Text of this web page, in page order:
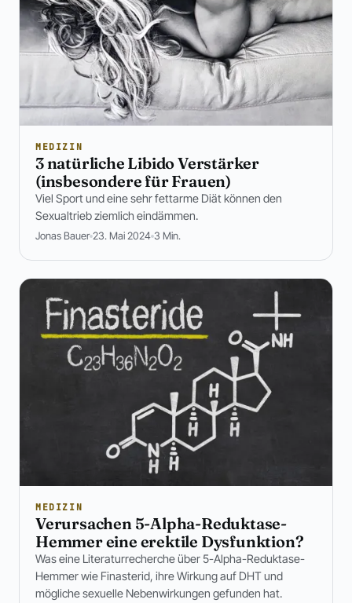
MEDIZIN
3 natürliche Libido Verstärker
(insbesondere für Frauen)
Viel Sport und eine sehr fettarme Diät können den
Sexualtrieb ziemlich eindämmen.
Jonas Bauer 23. Mai 2024 3 Min.
MEDIZIN
Verursachen 5-Alpha-Reduktase-
Hemmer eine erektile Dysfunktion?
Was eine Literaturrecherche über 5-Alpha-Reduktase-
Hemmer wie Finasterid, ihre Wirkung auf DHT und
mögliche sexuelle Nebenwirkungen gefunden hat.